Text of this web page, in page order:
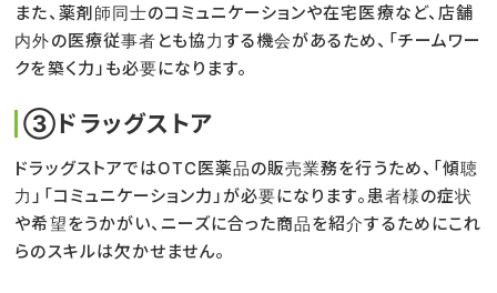
また、薬剤師同士のコミュニケーションや在宅医療など、店舗
内外の医療従事者とも協力する機会があるため、「チームワー
クを築く力」も必要になります。
③ドラッグストア
ドラッグストアではOTC医薬品の販売業務を行うため、「傾聴
力」「コミュニケーション力」が必要になります。患者様の症状
や希望をうかがい、ニーズに合った商品を紹介するためにこれ
らのスキルは欠かせません。